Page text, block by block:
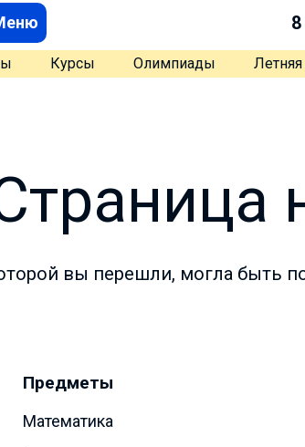
Курсы Олимпиады
вы перешли, могла быть
Предметы
Математика